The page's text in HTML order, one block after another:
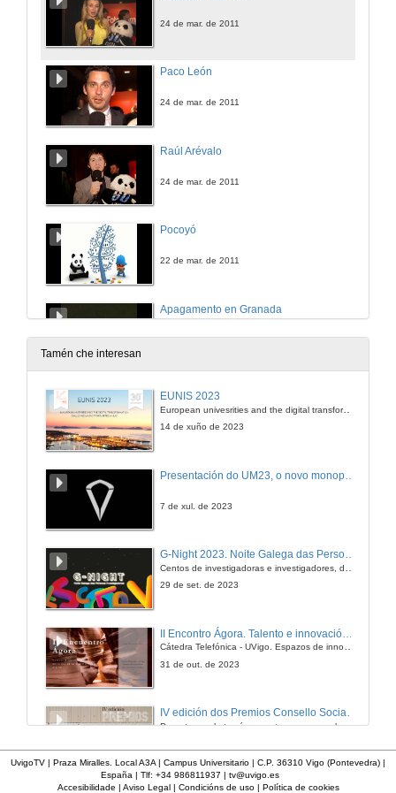
24 de mar. de 2011
Paco León
24 de mar. de 2011
Raúl Arévalo
24 de mar. de 2011
Pocoyó
22 de mar. de 2011
Apagamento en Granada
22 de mar. de 2011
Apagamento en Cibeles
Efectos do cambio climático
Efectos do cambio climático en Doñana
Tamén che interesan
EUNIS 2023
European univesrities and the digital transformation: challenges and opportunities ahead
14 de xuño de 2023
7 de xul. de 2023
G-Night 2023. Noite Galega das Persoas Investigadoras. Conciencias creativas
29 de set. de 2023
Cátedra Telefónica - UVigo. Espazos de innovación
31 de out. de 2023
IV edición dos Premios Consello Social UVigo Humana
Durante a gala tamén se entregaron os galardóns aos mellores TFG e TFM en materia de Axenda 2030
UvigoTV | Praza Miralles. Local A3A | Campus Universitario | C.P. 36310 Vigo (Pontevedra) |
España | Tlf: +34 986811937 | tv@uvigo.es
Accesibilidade | Aviso Legal| Condicións de uso| Política de cookies